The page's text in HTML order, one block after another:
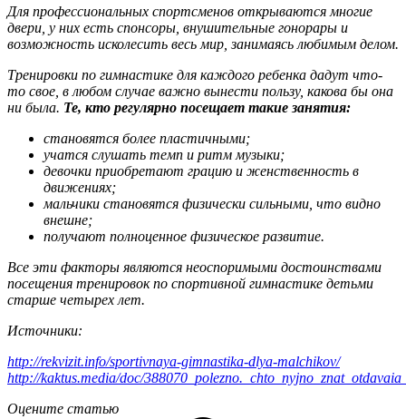
Для профессиональных спортсменов открываются многие
двери, у них есть спонсоры, внушительные гонорары и
возможность исколесить весь мир, занимаясь любимым делом.
Тренировки по гимнастике для каждого ребенка дадут что-
то свое, в любом случае важно вынести пользу, какова бы она
ни была. Те, кто регулярно посещает такие занятия:
становятся более пластичными;
учатся слушать темп и ритм музыки;
девочки приобретают грацию и женственность в
движениях;
мальчики становятся физически сильными, что видно
внешне;
получают полноценное физическое развитие.
Все эти факторы являются неоспоримыми достоинствами
посещения тренировок по спортивной гимнастике детьми
старше четырех лет.
Источники:
http://rekvizit.info/sportivnaya-gimnastika-dlya-malchikov/
http://kaktus.media/doc/
Оцените статью